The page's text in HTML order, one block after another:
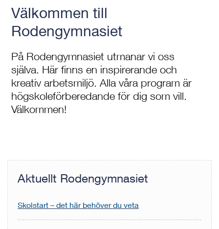
Välkommen till
Rodengymnasiet
På Rodengymnasiet utmanar vi oss
själva. Här finns en inspirerande och
kreativ arbetsmiljö. Alla våra program är
högskoleförberedande för dig som vill.
Välkommen!
Aktuellt Rodengymnasiet
Skolstart – det här behöver du veta